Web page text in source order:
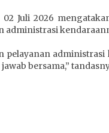
Juli 2026
administrasi
bersama,”